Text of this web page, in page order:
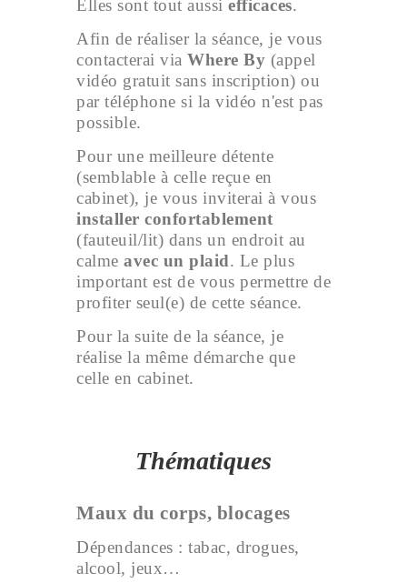
Elles sont tout aussi efficaces.
Afin de réaliser la séance, je vous
contacterai via Where By (appel
vidéo gratuit sans inscription) ou
par téléphone si la vidéo n'est pas
possible.
Pour une meilleure détente
(semblable à celle reçue en
cabinet), je vous inviterai à vous
installer confortablement
(fauteuil/lit) dans un endroit au
calme avec un plaid. Le plus
important est de vous permettre de
profiter seul(e) de cette séance.
Pour la suite de la séance, je
réalise la même démarche que
celle en cabinet.
Thématiques
Maux du corps, blocages
Dépendances : tabac, drogues,
alcool, jeux…